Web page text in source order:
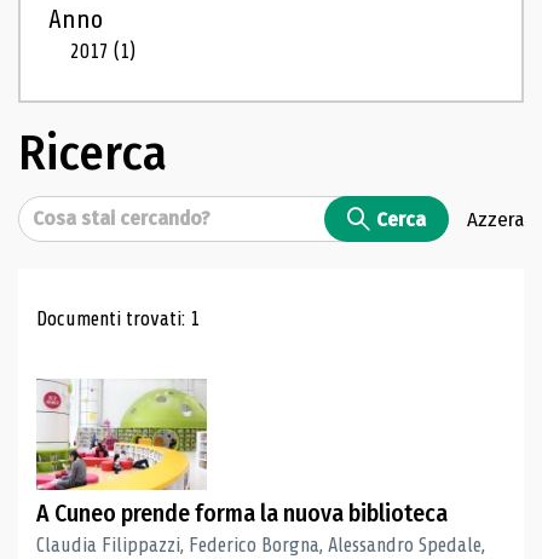
Anno
2017(1)
Ricerca
Cerca Cerca Azzera
Risultati di ricerca
Documenti trovati: 1
A Cuneo prende forma la nuova biblioteca
Claudia Filippazzi, Federico Borgna, Alessandro Spedale,